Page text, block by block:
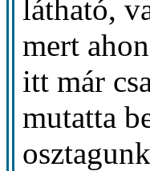
látható,
mert
itt már
mutatta